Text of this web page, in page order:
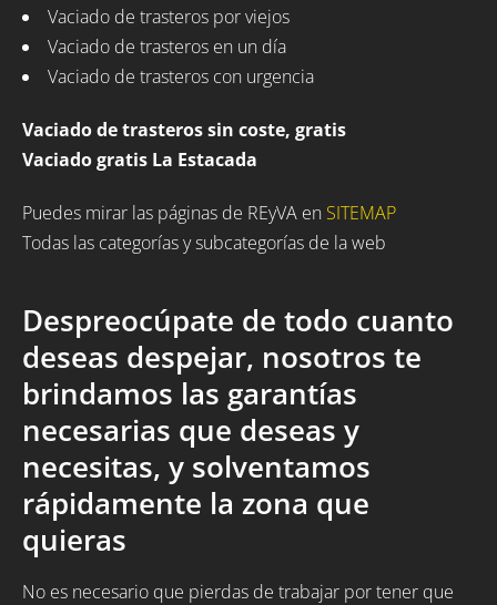
Vaciado de trasteros por viejos
Vaciado de trasteros en un día
Vaciado de trasteros con urgencia
Vaciado de trasteros sin coste, gratis
Vaciado gratis La Estacada
Puedes mirar las páginas de REyVA en SITEMAP
Todas las categorías y subcategorías de la web
Despreocúpate de todo cuanto
deseas despejar, nosotros te
brindamos las garantías
necesarias que deseas y
necesitas, y solventamos
rápidamente la zona que
quieras
No es necesario que pierdas de trabajar por tener que